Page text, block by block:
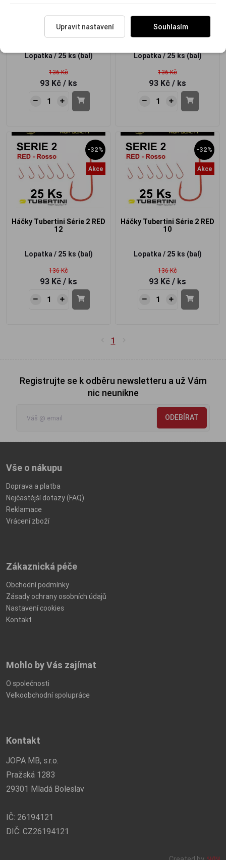
Háčky Tubertini Série 2 RED
14
Lopatka / 25 ks (bal)
136 Kč
93 Kč / ks
Háčky Tubertini Série 2 RED
13
Lopatka / 25 ks (bal)
136 Kč
93 Kč / ks
-32%
Akce
Háčky Tubertini Série 2 RED
12
Lopatka / 25 ks (bal)
136 Kč
93 Kč / ks
-32%
Akce
Háčky Tubertini Série 2 RED
10
Lopatka / 25 ks (bal)
136 Kč
93 Kč / ks
1
Registrujte se k odběru newsletteru a už Vám
nic neunikne
ODEBÍRAT
Vše o nákupu
Doprava a platba
Nejčastější dotazy (FAQ)
Reklamace
Vrácení zboží
Zákaznická péče
Obchodní podmínky
Zásady ochrany osobních údajů
Nastavení cookies
Kontakt
Mohlo by Vás zajímat
O společnosti
Velkoobchodní spolupráce
Kontakt
JOPA MB, s.r.o.
Pražská 1283
29301 Mladá Boleslav
IČ: 26194121
DIČ: CZ26194121
Upravit nastavení Souhlasím